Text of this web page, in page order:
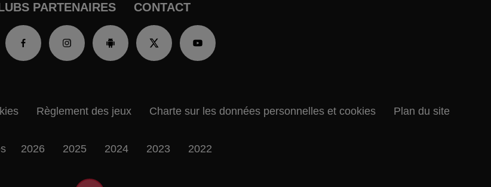
PARTENAIRES CONTACT
Règlement des jeux Charte sur les données personnelles et cookies Plan du site
2026 2025 2024 2023 2022